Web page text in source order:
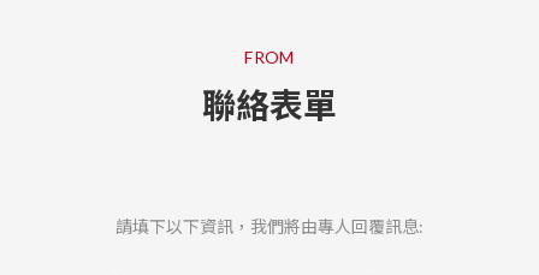
FROM
聯絡表單
請填下以下資訊，我們將由專人回覆訊息: